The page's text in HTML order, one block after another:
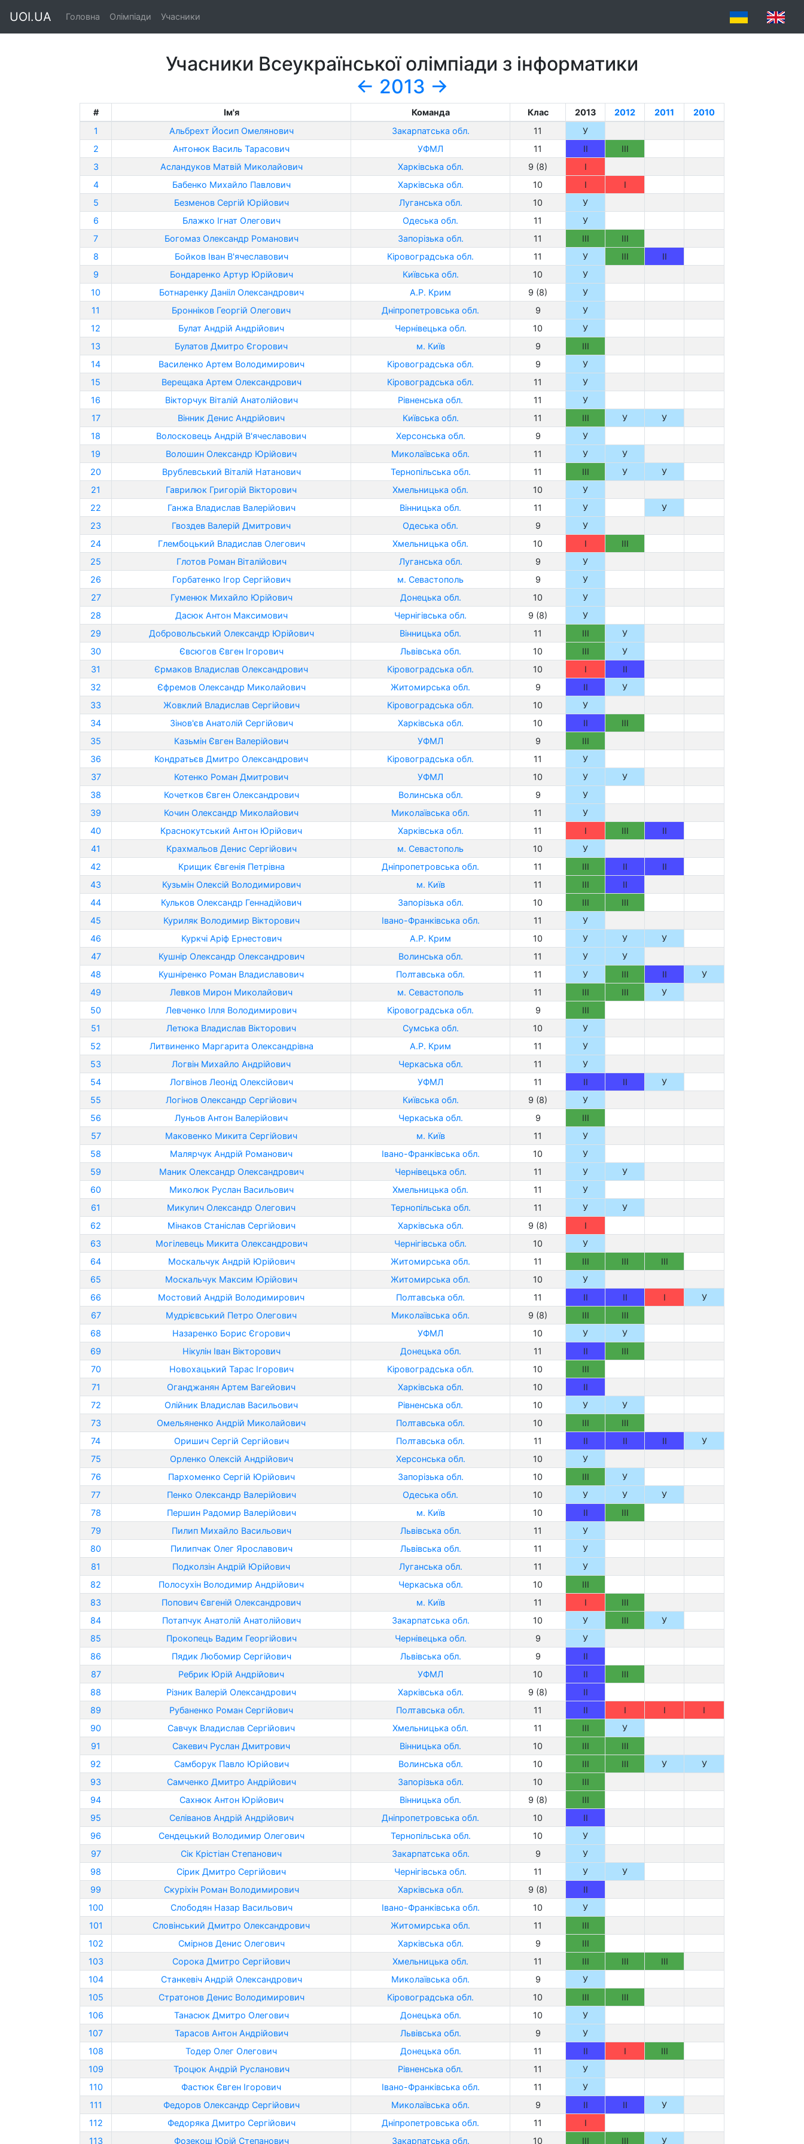
UOI.UA Головна Олімпіади Учасники
Учасники Всеукраїнської олімпіади з інформатики
← 2013 →
# Ім'я Команда Клас 2013 2012 2011
2010
1
Альбрехт Йосип Омелянович Закарпатська обл. 11
У
2
Антонюк Василь Тарасович УФМЛ 11 II
III
3
Асландуков Матвій Миколайович Харківська обл. 9 (8)
I
4
Бабенко Михайло Павлович Харківська обл. 10 I
I
5
Безменов Сергій Юрійович Луганська обл. 10
У
6
Блажко Ігнат Олегович Одеська обл. 11
У
7
Богомаз Олександр Романович Запорізька обл. 11 III
III
8
Бойков Іван В'ячеславович Кіровоградська обл. 11 У III
II
9
Бондаренко Артур Юрійович Київська обл. 10
У
10
Ботнаренку Данііл Олександрович А.Р. Крим 9 (8)
У
11
Бронніков Георгій Олегович Дніпропетровська обл. 9
У
12
Булат Андрій Андрійович Чернівецька обл. 10
У
13
Булатов Дмитро Єгорович м. Київ 9
III
14
Василенко Артем Володимирович Кіровоградська обл. 9
У
15
Верещака Артем Олександрович Кіровоградська обл. 11
У
16
Вікторчук Віталій Анатолійович Рівненська обл. 11
У
17
Вінник Денис Андрійович Київська обл. 11 III У
У
18
Волосковець Андрій В'ячеславович Херсонська обл. 9
У
19
Волошин Олександр Юрійович Миколаївська обл. 11 У
У
20
Врублевський Віталій Натанович Тернопільська обл. 11 III У
У
21
Гаврилюк Григорій Вікторович Хмельницька обл. 10
У
22
Ганжа Владислав Валерійович Вінницька обл. 11 У
У
23
Гвоздев Валерій Дмитрович Одеська обл. 9
У
24
Глембоцький Владислав Олегович Хмельницька обл. 10 I
III
25
Глотов Роман Віталійович Луганська обл. 9
У
26
Горбатенко Ігор Сергійович м. Севастополь 9
У
27
Гуменюк Михайло Юрійович Донецька обл. 10
У
28
Дасюк Антон Максимович Чернігівська обл. 9 (8)
У
29
Добровольський Олександр Юрійович Вінницька обл. 11 III
У
30
Євсюгов Євген Ігорович Львівська обл. 10 III
У
31
Єрмаков Владислав Олександрович Кіровоградська обл. 10 I
II
32
Єфремов Олександр Миколайович Житомирська обл. 9 II
У
33
Жовклий Владислав Сергійович Кіровоградська обл. 10
У
34
Зінов'єв Анатолій Сергійович Харківська обл. 10 II
III
35
Казьмін Євген Валерійович УФМЛ 9
III
36
Кондратьєв Дмитро Олександрович Кіровоградська обл. 11
У
37
Котенко Роман Дмитрович УФМЛ 10 У
У
38
Кочетков Євген Олександрович Волинська обл. 9
У
39
Кочин Олександр Миколайович Миколаївська обл. 11
У
40
Краснокутський Антон Юрійович Харківська обл. 11 I III
II
41
Крахмальов Денис Сергійович м. Севастополь 10
У
42
Крищик Євгенія Петрівна Дніпропетровська обл. 11 III II
II
43
Кузьмін Олексій Володимирович м. Київ 11 III
II
44
Кульков Олександр Геннадійович Запорізька обл. 10 III
III
45
Куриляк Володимир Вікторович Івано-Франківська обл. 11
У
46
Куркчі Аріф Ернестович А.Р. Крим 10 У У
У
47
Кушнір Олександр Олександрович Волинська обл. 11 У
У
48
Кушніренко Роман Владиславович Полтавська обл. 11 У III II
У
49
Левков Мирон Миколайович м. Севастополь 11 III III
У
50
Левченко Ілля Володимирович Кіровоградська обл. 9
III
51
Летюка Владислав Вікторович Сумська обл. 10
У
52
Литвиненко Маргарита Олександрівна А.Р. Крим 11
У
53
Логвін Михайло Андрійович Черкаська обл. 11
У
54
Логвінов Леонід Олексійович УФМЛ 11 II II
У
55
Логінов Олександр Сергійович Київська обл. 9 (8)
У
56
Луньов Антон Валерійович Черкаська обл. 9
III
57
Маковенко Микита Сергійович м. Київ 11
У
58
Малярчук Андрій Романович Івано-Франківська обл. 10
У
59
Маник Олександр Олександрович Чернівецька обл. 11 У
У
60
Миколюк Руслан Васильович Хмельницька обл. 11
У
61
Микулич Олександр Олегович Тернопільська обл. 11 У
У
62
Мінаков Станіслав Сергійович Харківська обл. 9 (8)
I
63
Могілевець Микита Олександрович Чернігівська обл. 10
У
64
Москальчук Андрій Юрійович Житомирська обл. 11 III III
III
65
Москальчук Максим Юрійович Житомирська обл. 10
У
66
Мостовий Андрій Володимирович Полтавська обл. 11 II II I
У
67
Мудрієвський Петро Олегович Миколаївська обл. 9 (8) III
III
68
Назаренко Борис Єгорович УФМЛ 10 У
У
69
Нікулін Іван Вікторович Донецька обл. 11 II
III
70
Новохацький Тарас Ігорович Кіровоградська обл. 10
III
71
Оганджанян Артем Вагейович Харківська обл. 10
II
72
Олійник Владислав Васильович Рівненська обл. 10 У
У
73
Омельяненко Андрій Миколайович Полтавська обл. 10 III
III
74
Оришич Сергій Сергійович Полтавська обл. 11 II II II
У
75
Орленко Олексій Андрійович Херсонська обл. 10
У
76
Пархоменко Сергій Юрійович Запорізька обл. 10 III
У
77
Пенко Олександр Валерійович Одеська обл. 10 У У
У
78
Першин Радомир Валерійович м. Київ 10 II
III
79
Пилип Михайло Васильович Львівська обл. 11
У
80
Пилипчак Олег Ярославович Львівська обл. 11
У
81
Подколзін Андрій Юрійович Луганська обл. 11
У
82
Полосухін Володимир Андрійович Черкаська обл. 10
III
83
Попович Євгеній Олександрович м. Київ 11 I
III
84
Потапчук Анатолій Анатолійович Закарпатська обл. 10 У III
У
85
Прокопець Вадим Георгійович Чернівецька обл. 9
У
86
Пядик Любомир Сергійович Львівська обл. 9
II
87
Ребрик Юрій Андрійович УФМЛ 10 II
III
88
Різник Валерій Олександрович Харківська обл. 9 (8)
II
89
Рубаненко Роман Сергійович Полтавська обл. 11 II I I
I
90
Савчук Владислав Сергійович Хмельницька обл. 11 III
У
91
Сакевич Руслан Дмитрович Вінницька обл. 10 III
III
92
Самборук Павло Юрійович Волинська обл. 10 III III У
У
93
Самченко Дмитро Андрійович Запорізька обл. 10
III
94
Сахнюк Антон Юрійович Вінницька обл. 9 (8)
III
95
Селіванов Андрій Андрійович Дніпропетровська обл. 10
II
96
Сендецький Володимир Олегович Тернопільська обл. 10
У
97
Сік Крістіан Степанович Закарпатська обл. 9
У
98
Сірик Дмитро Сергійович Чернігівська обл. 11 У
У
99
Скуріхін Роман Володимирович Харківська обл. 9 (8)
II
100
Слободян Назар Васильович Івано-Франківська обл. 10
У
101
Словінський Дмитро Олександрович Житомирська обл. 11
III
102
Смірнов Денис Олегович Харківська обл. 9
III
103
Сорока Дмитро Сергійович Хмельницька обл. 11 III III
III
104
Станкевіч Андрій Олександрович Миколаївська обл. 9
У
105
Стратонов Денис Володимирович Кіровоградська обл. 10 III
III
106
Танасюк Дмитро Олегович Донецька обл. 10
У
107
Тарасов Антон Андрійович Львівська обл. 9
У
108
Тодер Олег Олегович Донецька обл. 11 II I
III
109
Троцюк Андрій Русланович Рівненська обл. 11
У
110
Фастюк Євген Ігорович Івано-Франківська обл. 11
У
111
Федоров Олександр Сергійович Миколаївська обл. 9 II II
У
112
Федоряка Дмитро Сергійович Дніпропетровська обл. 11
I
113
Фозекош Юрій Степанович Закарпатська обл. 10 III III У